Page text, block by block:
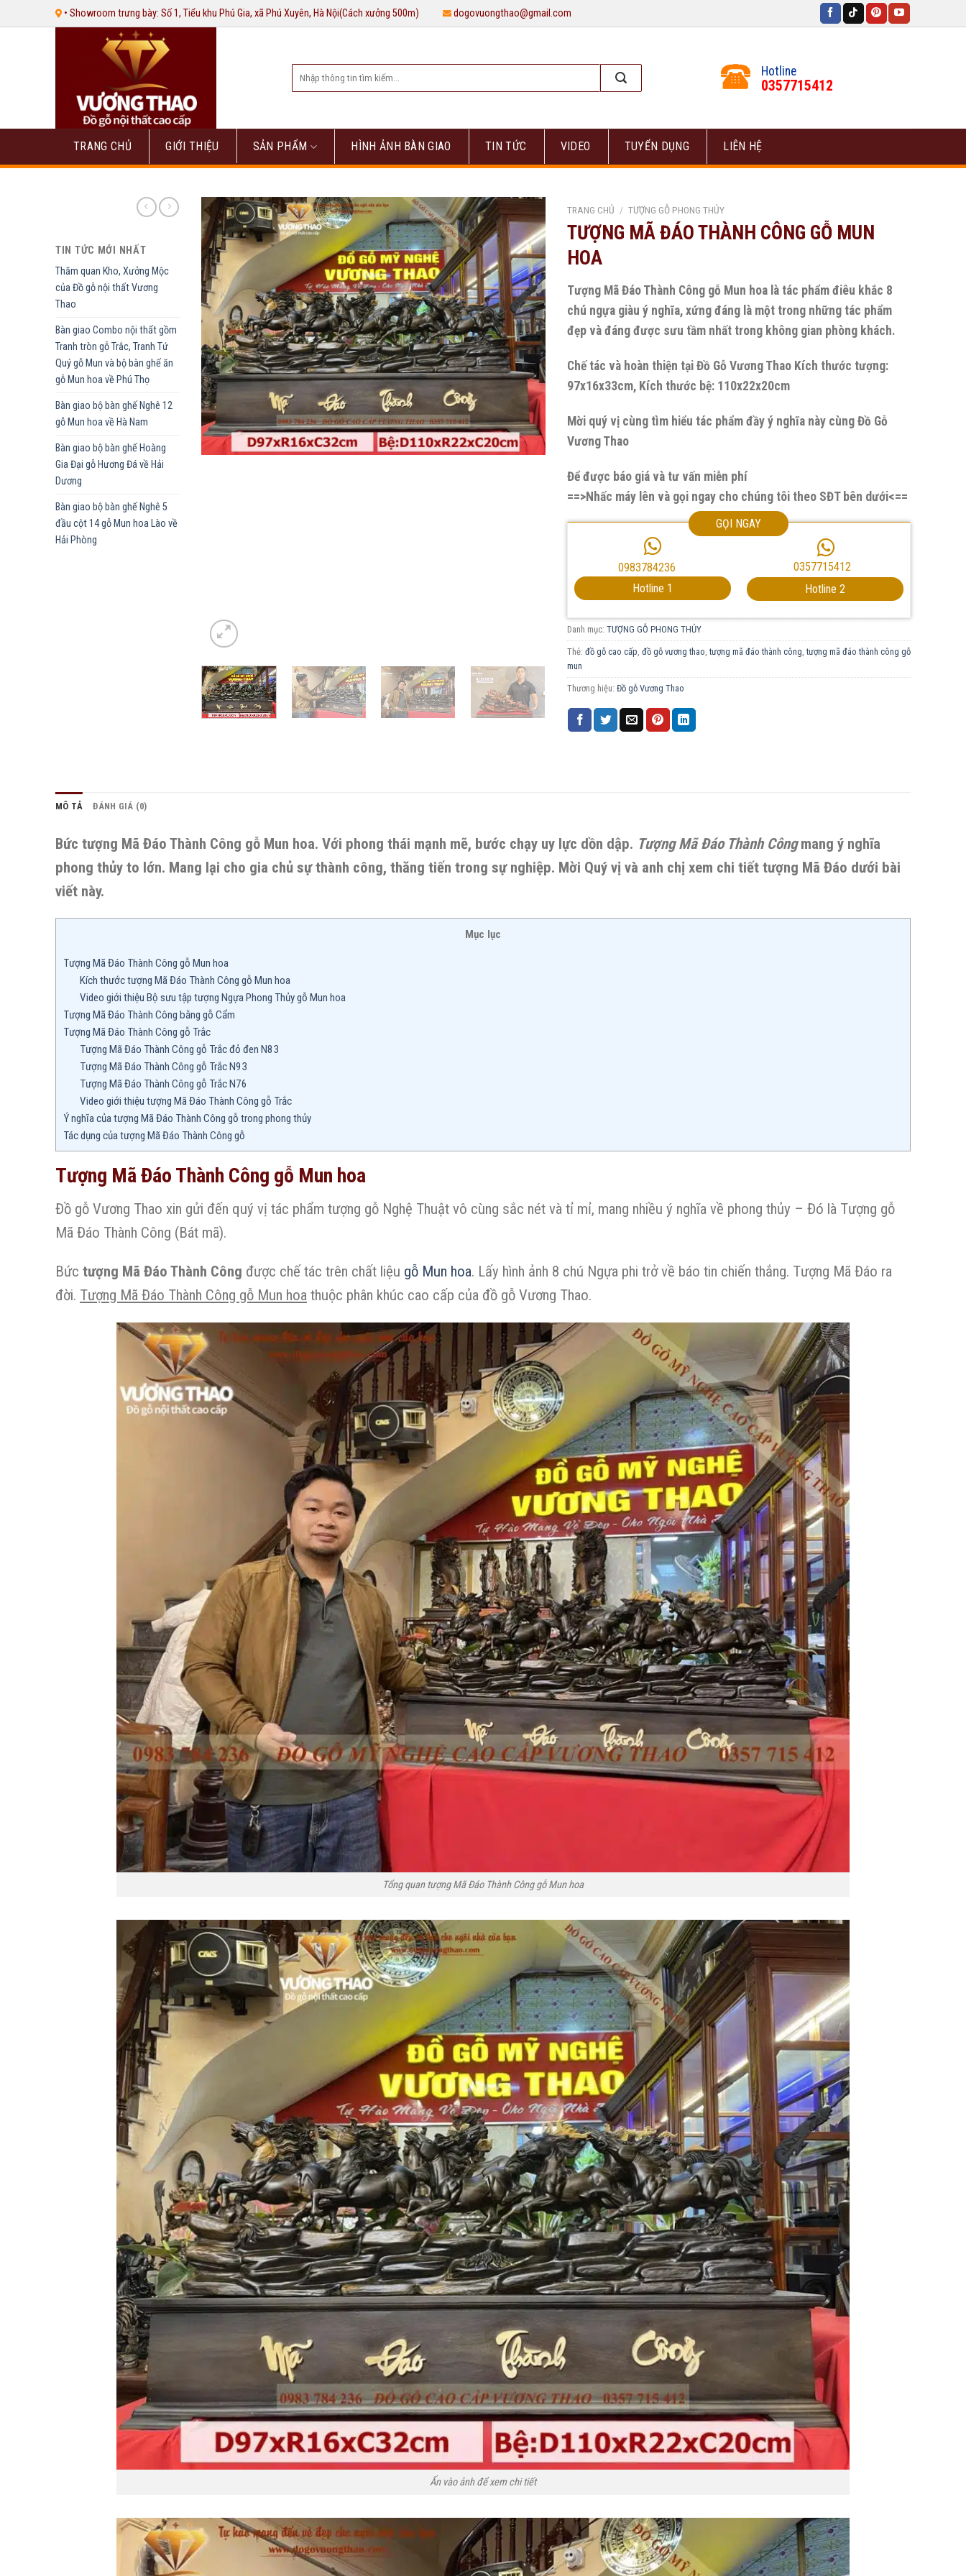
qua
• Showroom trưng bày: Số 1, Tiểu khu Phú Gia, xã Phú Xuyên, Hà Nội(Cách xưởng 500m) dogovuongthao@gmail.com
kiếm:
Hotline
0357715412
TRANG CHỦ GIỚI THIỆU SẢN PHẨM HÌNH ẢNH BÀN GIAO TIN TỨC VIDEO TUYỂN DỤNG LIÊN HỆ
TIN TỨC MỚI NHẤT
Thăm quan Kho, Xưởng Mộc
của Đồ gỗ nội thất Vương
Thao
Bàn giao Combo nội thất gồm
Tranh tròn gỗ Trắc, Tranh Tứ
Quý gỗ Mun và bộ bàn ghế ăn
gỗ Mun hoa về Phú Thọ
Bàn giao bộ bàn ghế Nghê 12
gỗ Mun hoa về Hà Nam
Bàn giao bộ bàn ghế Hoàng
Gia Đại gỗ Hương Đá về Hải
Dương
Bàn giao bộ bàn ghế Nghê 5
đầu cột 14 gỗ Mun hoa Lào về
Hải Phòng
TRANG CHỦ / TƯỢNG GỖ PHONG THỦY
TƯỢNG MÃ ĐÁO THÀNH CÔNG GỖ MUN
HOA
Tượng Mã Đáo Thành Công gỗ Mun hoa là tác phẩm điêu khắc 8
chú ngựa giàu ý nghĩa, xứng đáng là một trong những tác phẩm
đẹp và đáng được sưu tầm nhất trong không gian phòng khách.
Chế tác và hoàn thiện tại Đồ Gỗ Vương Thao Kích thước tượng:
97x16x33cm, Kích thước bệ: 110x22x20cm
Mời quý vị cùng tìm hiểu tác phẩm đầy ý nghĩa này cùng Đồ Gỗ
Vương Thao
Để được báo giá và tư vấn miễn phí
==>Nhấc máy lên và gọi ngay cho chúng tôi theo SĐT bên dưới<==
GỌI NGAY
0983784236
Hotline 1
0357715412
Hotline 2
Danh mục: TƯỢNG GỖ PHONG THỦY
Thẻ: đồ gỗ cao cấp đồ gỗ vương thao ,tượng mã đáo thành công ,tượng mã đáo thành công gỗ
mun
Thương hiệu: Đồ gỗ Vương Thao
MÔ TẢ ĐÁNH GIÁ (0)
Bức tượng Mã Đáo Thành Công gỗ Mun hoa. Với phong thái mạnh mẽ, bước chạy uy lực dồn dập. Tượng Mã Đáo Thành Côngmang ý nghĩa
phong thủy to lớn. Mang lại cho gia chủ sự thành công, thăng tiến trong sự nghiệp. Mời Quý vị và anh chị xem chi tiết tượng Mã Đáo dưới bài
viết này.
Mục lục
Tượng Mã Đáo Thành Công gỗ Mun hoa
Kích thước tượng Mã Đáo Thành Công gỗ Mun hoa
Video giới thiệu Bộ sưu tập tượng Ngựa Phong Thủy gỗ Mun hoa
Tượng Mã Đáo Thành Công bằng gỗ Cẩm
Tượng Mã Đáo Thành Công gỗ Trắc
Tượng Mã Đáo Thành Công gỗ Trắc đỏ đen N83
Tượng Mã Đáo Thành Công gỗ Trắc N93
Tượng Mã Đáo Thành Công gỗ Trắc N76
Video giới thiệu tượng Mã Đáo Thành Công gỗ Trắc
Ý nghĩa của tượng Mã Đáo Thành Công gỗ trong phong thủy
Tác dụng của tượng Mã Đáo Thành Công gỗ
Tượng Mã Đáo Thành Công gỗ Mun hoa
Đồ gỗ Vương Thao xin gửi đến quý vị tác phẩm tượng gỗ Nghệ Thuật vô cùng sắc nét và tỉ mỉ, mang nhiều ý nghĩa về phong thủy – Đó là Tượng gỗ
Mã Đáo Thành Công (Bát mã).
Bức tượng Mã Đáo Thành Công được chế tác trên chất liệu gỗ Mun hoa. Lấy hình ảnh 8 chú Ngựa phi trở về báo tin chiến thắng. Tượng Mã Đáo ra
đời. Tượng Mã Đáo Thành Công gỗ Mun hoa thuộc phân khúc cao cấp của đồ gỗ Vương Thao.
Tổng quan tượng Mã Đáo Thành Công gỗ Mun hoa
Ấn vào ảnh để xem chi tiết